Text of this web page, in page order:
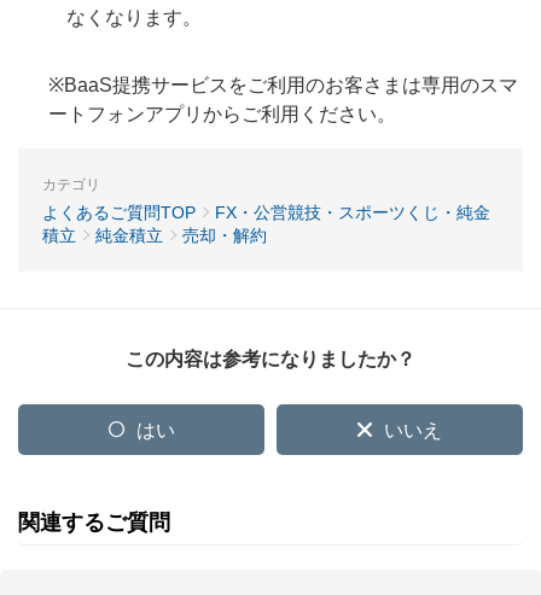
なくなります。
※BaaS提携サービスをご利用のお客さまは専用のスマ
ートフォンアプリからご利用ください。
カテゴリ
よくあるご質問TOP
FX・公営競技・スポーツくじ・純金
積立
純金積立 売却・解約
この内容は参考になりましたか？
はい いいえ
関連するご質問